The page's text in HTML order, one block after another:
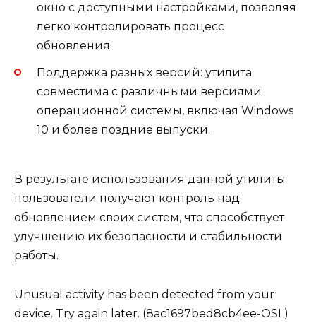
окно с доступными настройками, позволяя
легко контролировать процесс
обновления.
Поддержка разных версий: утилита
совместима с различными версиями
операционной системы, включая Windows
10 и более поздние выпуски.
В результате использования данной утилиты
пользователи получают контроль над
обновлением своих систем, что способствует
улучшению их безопасности и стабильности
работы.
Unusual activity has been detected from your
device. Try again later. (8ac1697bed8cb4ee-OSL)